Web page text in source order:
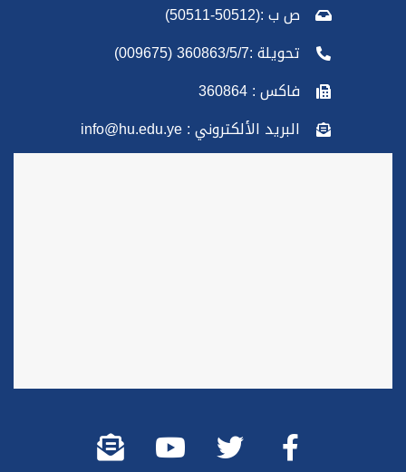
ص ب :(50512-50511)
تحويلة :360863/5/7 (009675)
فاكس : 360864
البريد الألكتروني : info@hu.edu.ye